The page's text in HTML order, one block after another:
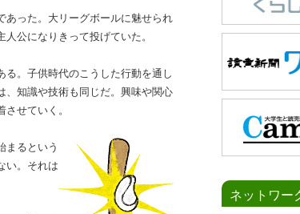
った。大リーグボールに魅せられ
公になりきって投げていた。
。子供時代のこうした行動を通し
、知識や技術も同じだ。興味や関心
せていく。
まるという
い。それは
ネットワー